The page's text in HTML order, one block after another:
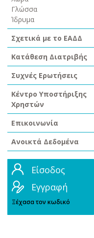
Γλώσσα
Ίδρυμα
Σχετικά με το ΕΑΔΔ
Κατάθεση Διατριβής
Συχνές Ερωτήσεις
Κέντρο Υποστήριξης
Χρηστών
Επικοινωνία
Ανοικτά Δεδομένα
Είσοδος
Εγγραφή
Ξέχασα τον κωδικό